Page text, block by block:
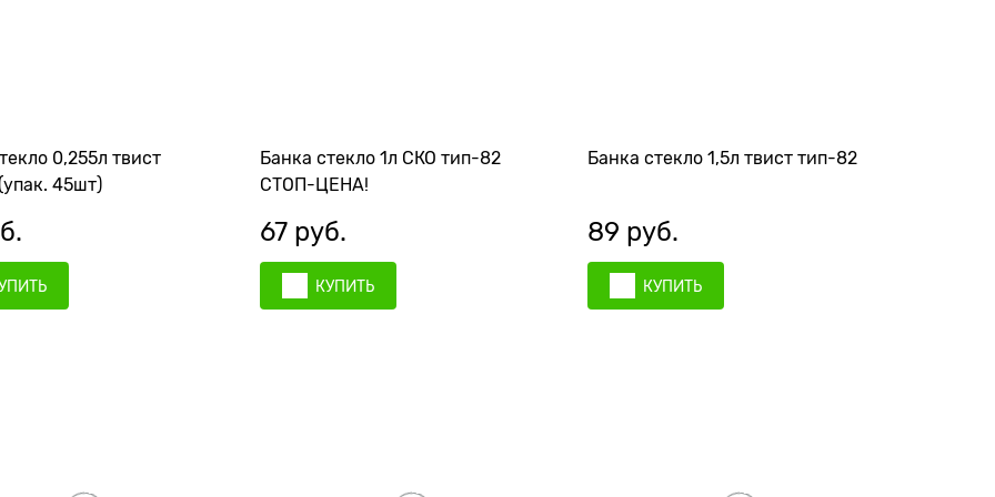
0,255л твист
45шт)
Банка стекло 1л СКО тип-82
СТОП-ЦЕНА!
67 руб.
КУПИТЬ
Банка стекло 1,5л твист тип-82
89 руб.
КУПИТЬ